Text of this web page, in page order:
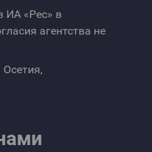
ИА «Рес» в
агентства не